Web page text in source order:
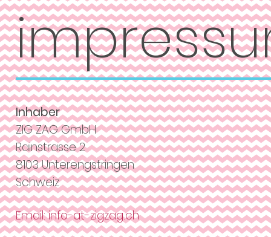
Inhaber
ZIG ZAG GmbH
Rainstrasse 2
8103 Unterengstringen
Schweiz
Email: info-at-zigzag.ch